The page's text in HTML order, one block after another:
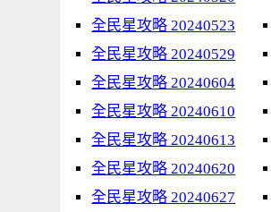
全民星攻略 20240523
全民星攻略 20240529
全民星攻略 20240604
全民星攻略 20240610
全民星攻略 20240613
全民星攻略 20240620
全民星攻略 20240627